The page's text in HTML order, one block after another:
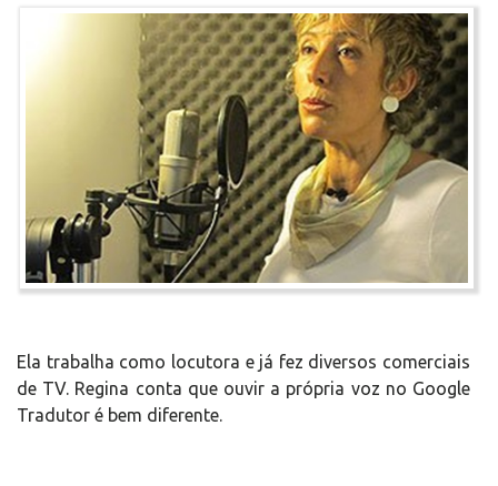
Ela trabalha como locutora e já fez diversos comerciais
de TV. Regina conta que ouvir a própria voz no Google
Tradutor é bem diferente.